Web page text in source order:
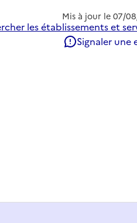
Mis à jour le 07/
les établissements et
Signaler une